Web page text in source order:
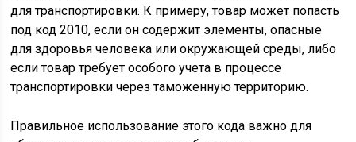
для транспортировки. К примеру, товар может попасть
под код 2010, если он содержит элементы, опасные
для здоровья человека или окружающей среды, либо
если товар требует особого учета в процессе
транспортировки через таможенную территорию.
Правильное использование этого кода важно для